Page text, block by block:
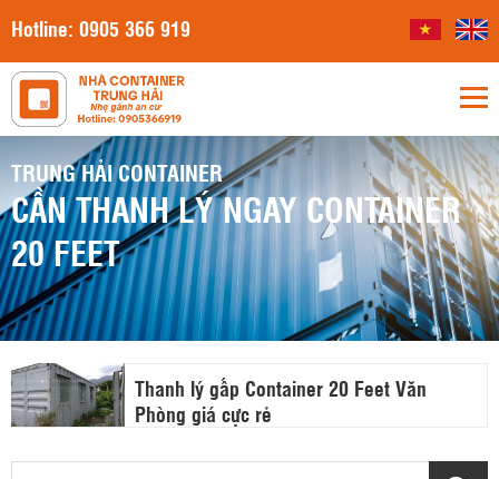
Hotline: 0905 366 919
TRUNG HẢI CONTAINER
CẦN THANH LÝ NGAY CONTAINER
20 FEET
Thanh lý gấp Container 20 Feet Văn
Phòng giá cực rẻ